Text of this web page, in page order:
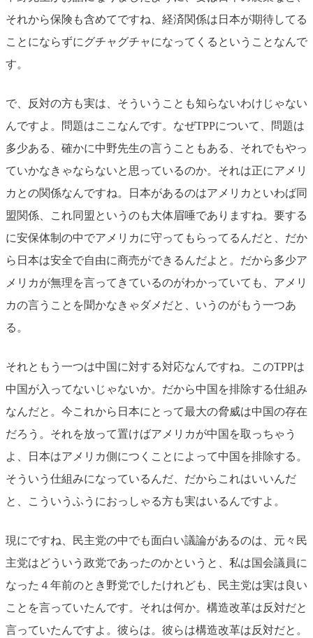
それから保険も含めてですね、経済関係は日本が期待してる
ことにならずにグチャグチャになってくるということなんで
す。
で、反対の方も実は、そういうことも知らないわけじゃない
んですよ。問題はここなんです。なぜTPPについて、問題は
多少ある、確かに中野先生の言うこともある、それでもやっ
ていかなきゃならないと思っているのか。それは正にアメリ
カとの関係なんですね。日本があるのはアメリカといわば同
盟関係、これ同盟というのも大体眉唾でありますね。要する
に安保体制の中でアメリカに守ってもらってるんだと、だか
ら日本は安全で自由に商売ができるんだよと。だから多少ア
メリカが無理を言ってきているのがわかっていても、アメリ
カの言うことを聞かなきゃダメだと、いうのがもう一つあ
る。
それともう一つは中国に対する対応なんですね。このTPPは
中国が入ってないじゃないか。だから中国を排除する仕組み
なんだと。今これから日本にとって最大の脅威は中国の存在
だろう。それを放って置けばアメリカが中国を取っちゃう
よ、日本はアメリカ側につくことによって中国を排除する。
そういう仕組みになっているんだ、だからこれはいいんだ
と、こういうふうにおっしゃる方も実はいるんですよ。
現にですね、民主党の中でも面白い議論があるのは、元々民
主党はどういう政党であったのかというと、私は国会議員に
なった４年前のとき野党でしたけれども、民主党は実は良い
ことを言っていたんです。それは何か。構造改革は反対だと
言っていたんですよ。彼らは。彼らは構造改革は反対だと。